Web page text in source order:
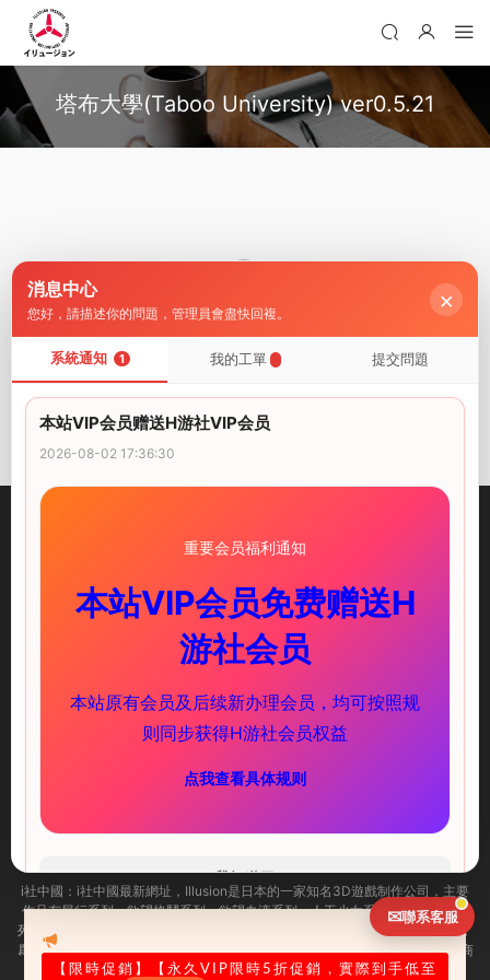
塔布大學(Taboo University) ver0.5.21
暫無内容
illusion中國-I社中國官方網站
服務支持
新手必讀
下載教程
ACG頻道
i社中國： i社中國最新網址， Illusion是日本的一家知名3D遊戲制作公司，主要
作品有尾行系列、欲望格鬥系列、欲望血液系列、人工少女系列及性感沙灘系
列等。i社作爲PC界最出名的成人遊戲制作商，很多玩家可能已經耳熟能詳了，
爲了幫助大家更加迅速的找到自己需求的遊戲，illusion中國官方 illusion遊戲商
城今天正式上線了，一起來看看吧！
【限時促銷 】【永久VIP限時5折促銷，實際到手低至
✉聯系客服
消息中心
您好，請描述你的問題，管理員會盡快回複。 ×
系統通知 1 我的工單 提交問題
本站VIP会员赠送H游社VIP会员
2026-08-02 17:36:30
重要会员福利通知
本站VIP会员免费赠送H
游社会员
本站原有会员及后续新办理会员，均可按照规
则同步获得H游社会员权益
点我查看具体规则
我知道了